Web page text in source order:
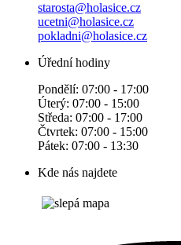
starosta@holasice.cz
ucetni@holasice.cz
pokladni@holasice.cz
Úřední hodiny
Pondělí: 07:00 - 17:00
Úterý: 07:00 - 15:00
Středa: 07:00 - 17:00
Čtvrtek: 07:00 - 15:00
Pátek: 07:00 - 13:30
Kde nás najdete